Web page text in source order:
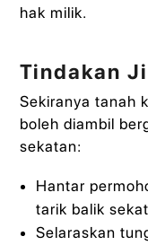
hak milik.
Tindakan
Sekiranya tanah
boleh diambil
sekatan:
Hantar
tarik balik
Selaraskan